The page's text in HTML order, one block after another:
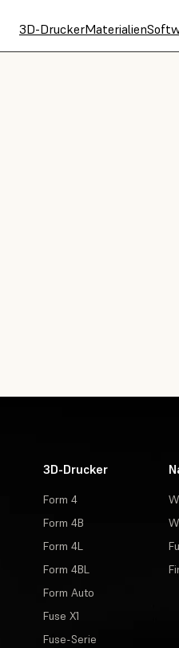
3D-DruckerMaterialien
3D-Drucker
Form 4
Form 4B
Form 4L
Form 4BL
Form Auto
Fuse X1
Fuse-Serie